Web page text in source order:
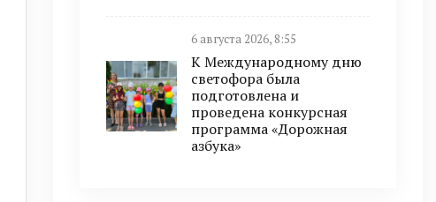
6 августа 2026, 8:55
К Международному дню
светофора была
подготовлена и
проведена конкурсная
программа «Дорожная
азбука»